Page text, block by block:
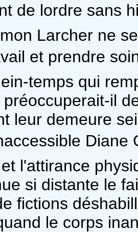
de lordre sans
Larcher ne
et prendre
temps qui
il
leur demeure
l'attirance
si distante le
fictions
le corps